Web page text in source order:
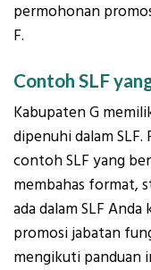
permohonan
F.
Contoh SLF
Kabupaten G
dipenuhi dalam
contoh SLF yang
membahas format,
ada dalam SLF
promosi jabatan
mengikuti panduan